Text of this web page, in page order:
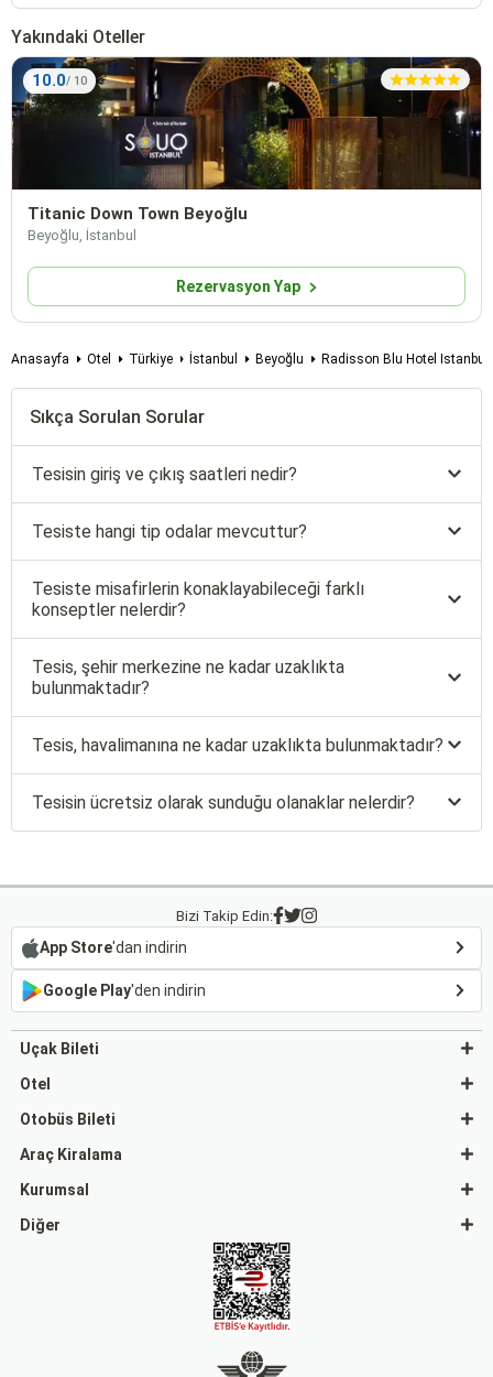
Yakındaki Oteller
10.0
Titanic Down Town Beyoğlu
Beyoğlu, İstanbul
Rezervasyon Yap
Anasayfa Otel Türkiye İstanbul Beyoğlu Radisson Blu Hotel Istanbul
Sıkça Sorulan Sorular
Tesisin giriş ve çıkış saatleri nedir?
Tesiste hangi tip odalar mevcuttur?
Tesiste misafirlerin konaklayabileceği farklı
konseptler nelerdir?
Tesis, şehir merkezine ne kadar uzaklıkta
bulunmaktadır?
Tesis, havalimanına ne kadar uzaklıkta bulunmaktadır?
Tesisin ücretsiz olarak sunduğu olanaklar nelerdir?
Bizi Takip Edin:
App Store'dan indirin
Google Play'den indirin
Uçak Bileti
Otel
Otobüs Bileti
Araç Kiralama
Kurumsal
Diğer